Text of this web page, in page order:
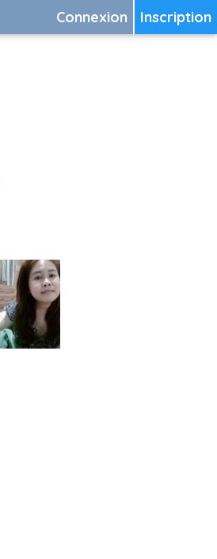
Inscription
Connexion